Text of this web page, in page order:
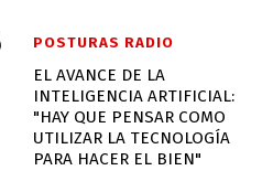
EL AVANCE DE LA
INTELIGENCIA ARTIFICIAL:
"HAY QUE PENSAR COMO
UTILIZAR LA TECNOLOGÍA
PARA HACER EL BIEN"
POSTURAS RADIO